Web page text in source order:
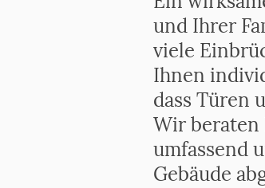
und Ihrer
viele
Ihnen
dass Türen
Wir beraten
umfassend
Gebäude